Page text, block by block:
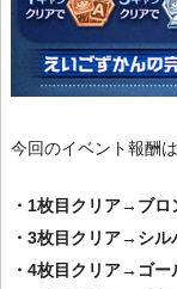
今回のイベント報酬
・1枚目クリア→ブロ
・3枚目クリア→シル
・4枚目クリア→ゴー